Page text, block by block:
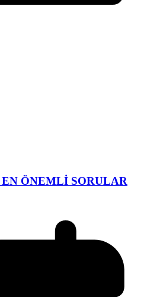
ÖNEMLİ SORULAR